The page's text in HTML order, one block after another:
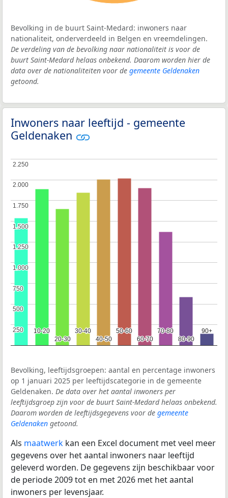
Bevolking in de buurt Saint-Medard: inwoners naar
nationaliteit, onderverdeeld in Belgen en vreemdelingen.
De verdeling van de bevolking naar nationaliteit is voor de
buurt Saint-Medard helaas onbekend. Daarom worden hier de
data over de nationaliteiten voor de gemeente Geldenaken
getoond.
Inwoners naar leeftijd - gemeente
Geldenaken
10-20
10-20
20-30
20-30
30-40
30-40
40-50
40-50
50-60
50-60
60-70
60-70
70-80
70-80
80-90
80-90
90+
90+
250
250
500
500
750
750
1.000
1.000
1.250
1.250
1.500
1.500
1.750
1.750
2.000
2.000
2.250
2.250
Bevolking, leeftijdsgroepen: aantal en percentage inwoners
op 1 januari 2025 per leeftijdscategorie in de gemeente
Geldenaken. De data over het aantal inwoners per
leeftijdsgroep zijn voor de buurt Saint-Medard helaas onbekend.
Daarom worden de leeftijdsgegevens voor de gemeente
Geldenaken getoond.
Als maatwerk kan een Excel document met veel meer
gegevens over het aantal inwoners naar leeftijd
geleverd worden. De gegevens zijn beschikbaar voor
de periode 2009 tot en met 2026 met het aantal
inwoners per levensjaar.